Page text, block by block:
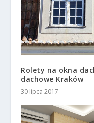
Rolety na okna
dachowe Kraków
30 lipca 2017